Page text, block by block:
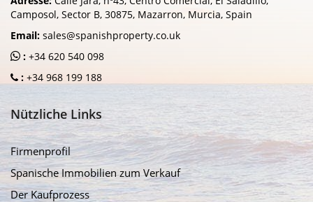
Camposol, Sector B, 30875, Mazarron, Murcia, Spain
Email: sales@spanishproperty.co.uk
: +34 620 540 098
: +34 968 199 188
Nützliche Links
Firmenprofil
Spanische Immobilien zum Verkauf
Der Kaufprozess